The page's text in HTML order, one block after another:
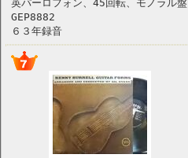
英パーロフォン、45回転、モノラル盤
GEP8882
６３年録音